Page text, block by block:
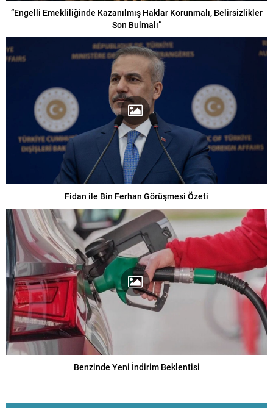
“Engelli Emekliliğinde Kazanılmış Haklar Korunmalı, Belirsizlikler
Son Bulmalı”
Fidan ile Bin Ferhan Görüşmesi Özeti
Benzinde Yeni İndirim Beklentisi